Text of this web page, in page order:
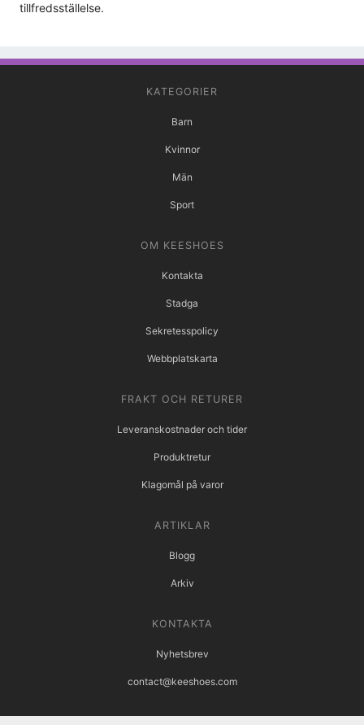
tillfredsställelse.
KATEGORIER
Barn
Kvinnor
Män
Sport
OM KEESHOES
Kontakta
Stadga
Sekretesspolicy
Webbplatskarta
FRAKT OCH RETURER
Leveranskostnader och tider
Produktretur
Klagomål på varor
ARTIKLAR
Blogg
Arkiv
KONTAKTA
Nyhetsbrev
contact@keeshoes.com